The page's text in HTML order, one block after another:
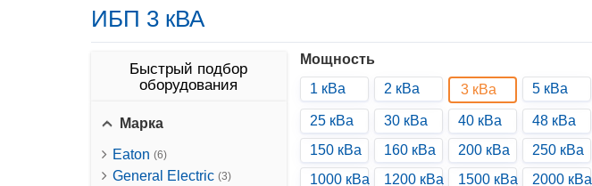
ИБП 3 кВА
Быстрый подбор
оборудования
Марка
Eaton (6)
General Electric (3)
Мощность
1 кВа
2 кВа 3 кВа 5 кВа
25 кВа 30 кВа 40 кВа 48 кВа
150 кВа
160 кВа 200 кВа 250 кВа
1000 кВа
1200 кВа 1500 кВа 2000 кВа